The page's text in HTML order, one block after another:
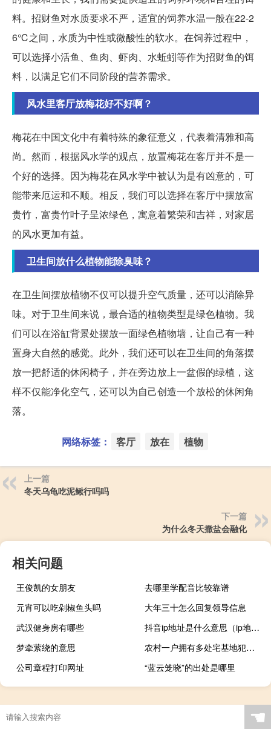
料。招财鱼对水质要求不严，适宜的饲养水温一般在22-2
6℃之间，水质为中性或微酸性的软水。在饲养过程中，
可以选择小活鱼、鱼肉、虾肉、水蚯蚓等作为招财鱼的饵
料，以满足它们不同阶段的营养需求。
风水里客厅放梅花好不好啊？
梅花在中国文化中有着特殊的象征意义，代表着清雅和高
尚。然而，根据风水学的观点，放置梅花在客厅并不是一
个好的选择。因为梅花在风水学中被认为是有凶意的，可
能带来厄运和不顺。相反，我们可以选择在客厅中摆放富
贵竹，富贵竹叶子呈浓绿色，寓意着繁荣和吉祥，对家居
的风水更加有益。
卫生间放什么植物能除臭味？
在卫生间摆放植物不仅可以提升空气质量，还可以消除异
味。对于卫生间来说，最合适的植物类型是绿色植物。我
们可以在浴缸背景处摆放一面绿色植物墙，让自己有一种
置身大自然的感觉。此外，我们还可以在卫生间的角落摆
放一把舒适的休闲椅子，并在旁边放上一盆假的绿植，这
样不仅能净化空气，还可以为自己创造一个放松的休闲角
落。
网络标签： 客厅 放在 植物
上一篇
冬天乌龟吃泥鳅行吗吗
下一篇
为什么冬天撒盐会融化
相关问题
王俊凯的女朋友
去哪里学配音比较靠谱
元宵可以吃剁椒鱼头吗
大年三十怎么回复领导信息
武汉健身房有哪些
抖音ip地址是什么意思（ip地址是什么意思）
梦牵萦绕的意思
农村一户拥有多处宅基地犯法吗
公司章程打印网址
“蓝云笼晓”的出处是哪里
☚